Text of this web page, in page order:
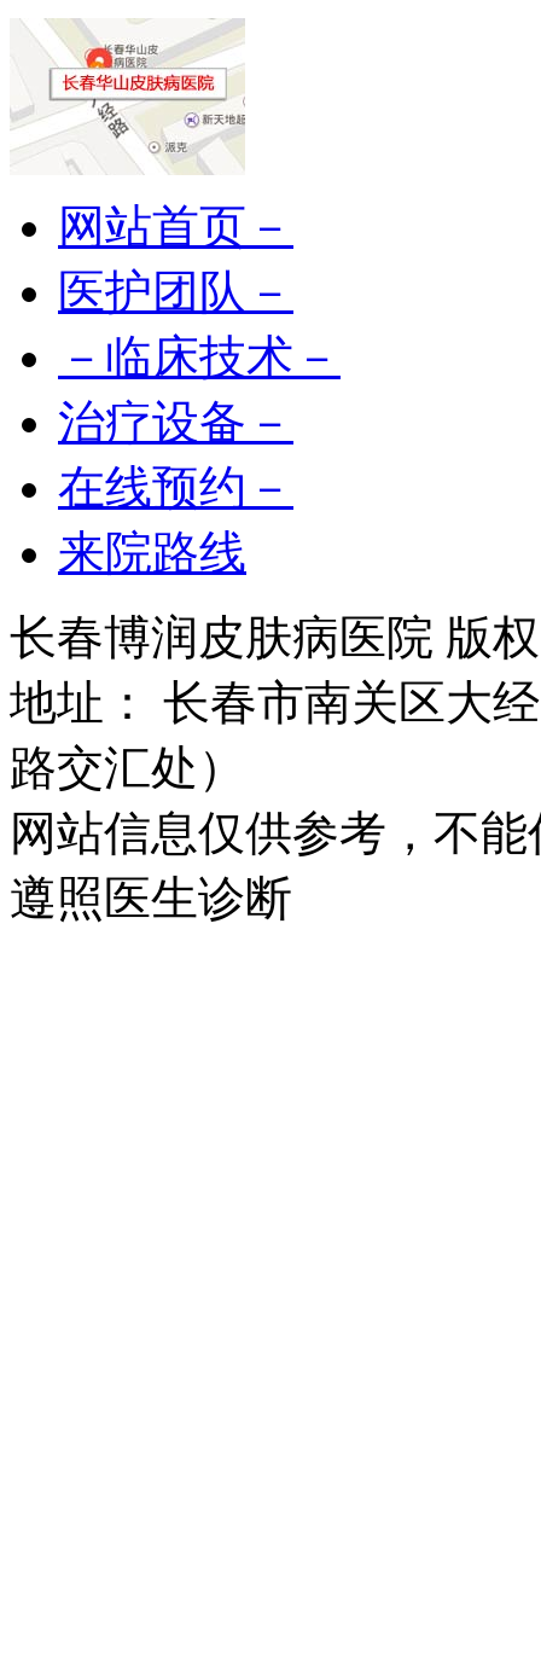
网站首页－
医护团队－
－临床技术－
治疗设备－
在线预约－
来院路线
长春博润皮肤病医院 版
地址： 长春市南关区大
路交汇处）
网站信息仅供参考，不
遵照医生诊断